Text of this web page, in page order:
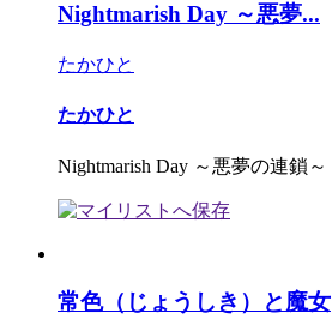
Nightmarish Day ～悪夢...
たかひと
たかひと
Nightmarish Day ～悪夢の連鎖～
常色（じょうしき）と魔女